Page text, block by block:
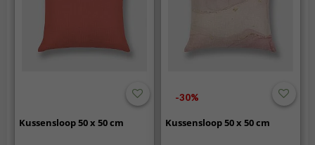
Kussensloop 50 x 50 cm
-30%
Kussensloop 50 x 50 cm